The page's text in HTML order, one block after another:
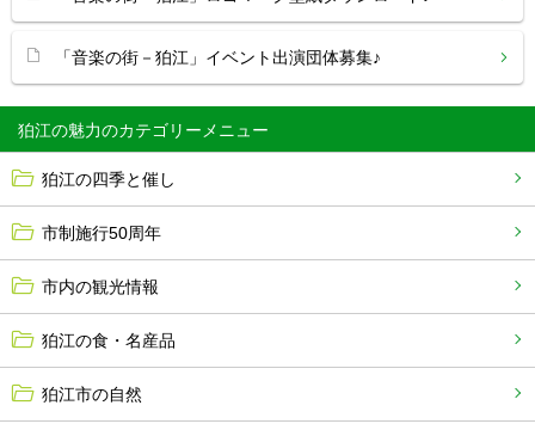
狛江の魅力
狛江の四季と催し
市制施行50周年
市内の観光情報
狛江の食・名産品
狛江市の自然
「音楽の街－狛江」イベント出演団体募集♪